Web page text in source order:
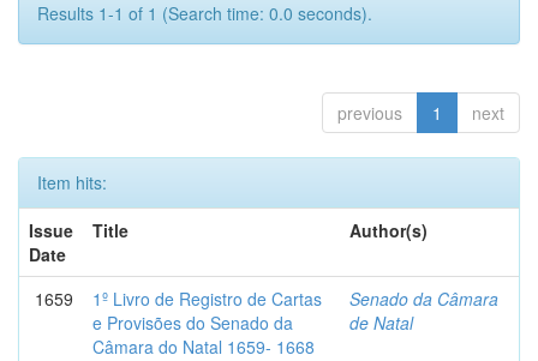
Results 1-1 of 1 (Search time: 0.0 seconds).
previous 1 next
Item hits:
Issue
Date
Title Author(s)
1659
1º Livro de Registro de Cartas
e Provisões do Senado da
Câmara do Natal 1659- 1668
Senado da Câmara
de Natal